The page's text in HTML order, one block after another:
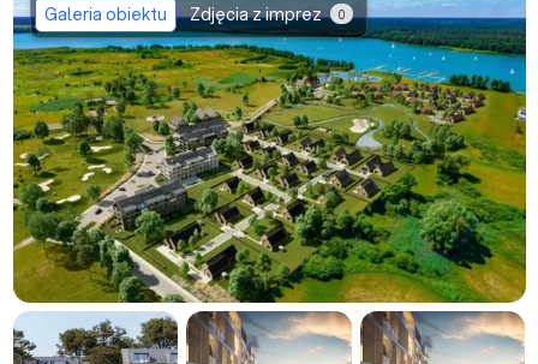
Galeria obiektu Zdjęcia z imprez 0